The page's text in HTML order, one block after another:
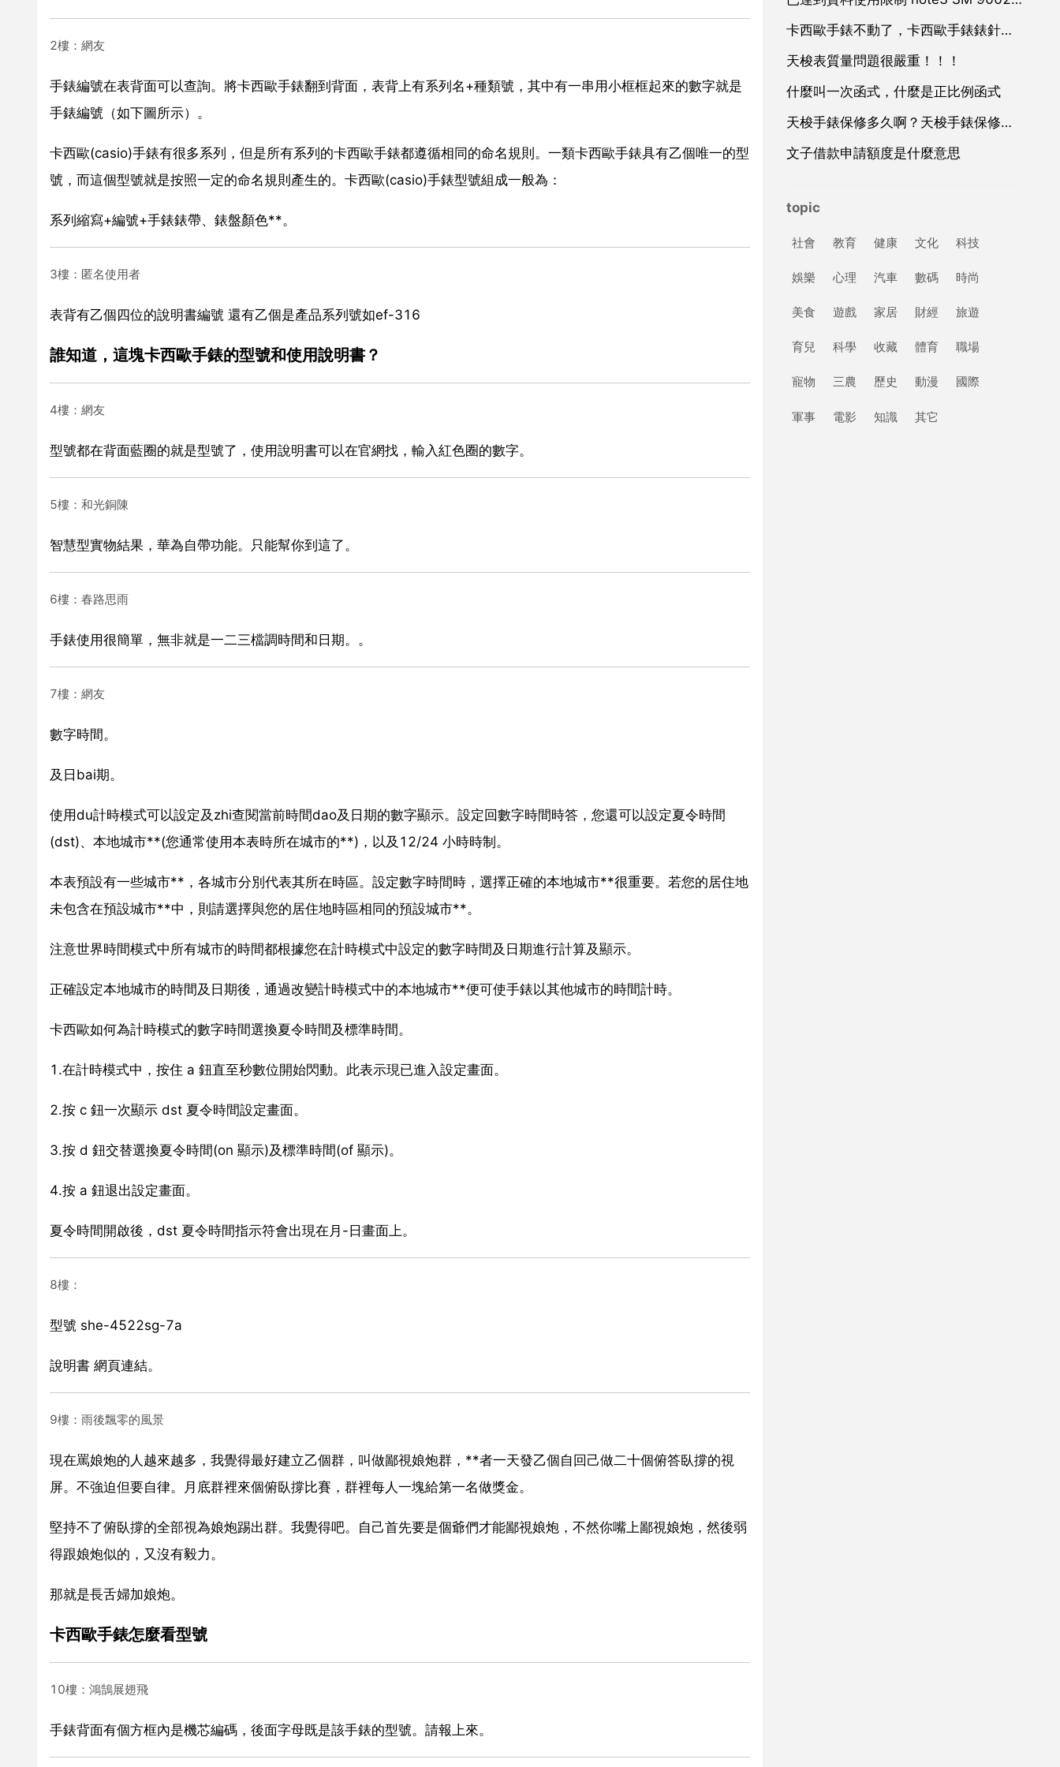
2樓：網友
手錶編號在表背面可以查詢。將卡西歐手錶翻到背面，表背上有系列名+種類號，其中有一串用小框框起來的數字就是
手錶編號（如下圖所示）。
卡西歐(casio)手錶有很多系列，但是所有系列的卡西歐手錶都遵循相同的命名規則。一類卡西歐手錶具有乙個唯一的型
號，而這個型號就是按照一定的命名規則產生的。卡西歐(casio)手錶型號組成一般為：
系列縮寫+編號+手錶錶帶、錶盤顏色**。
3樓：匿名使用者
表背有乙個四位的說明書編號 還有乙個是產品系列號如ef-316
誰知道，這塊卡西歐手錶的型號和使用說明書？
4樓：網友
型號都在背面藍圈的就是型號了，使用說明書可以在官網找，輸入紅色圈的數字。
5樓：和光銅陳
智慧型實物結果，華為自帶功能。只能幫你到這了。
6樓：春路思雨
手錶使用很簡單，無非就是一二三檔調時間和日期。。
7樓：網友
數字時間。
及日bai期。
使用du計時模式可以設定及zhi查閱當前時間dao及日期的數字顯示。設定回數字時間時答，您還可以設定夏令時間
(dst)、本地城市**(您通常使用本表時所在城市的**)，以及12/24 小時時制。
本表預設有一些城市**，各城市分別代表其所在時區。設定數字時間時，選擇正確的本地城市**很重要。若您的居住地
未包含在預設城市**中，則請選擇與您的居住地時區相同的預設城市**。
注意世界時間模式中所有城市的時間都根據您在計時模式中設定的數字時間及日期進行計算及顯示。
正確設定本地城市的時間及日期後，通過改變計時模式中的本地城市**便可使手錶以其他城市的時間計時。
卡西歐如何為計時模式的數字時間選換夏令時間及標準時間。
1.在計時模式中，按住 a 鈕直至秒數位開始閃動。此表示現已進入設定畫面。
2.按 c 鈕一次顯示 dst 夏令時間設定畫面。
3.按 d 鈕交替選換夏令時間(on 顯示)及標準時間(of 顯示)。
4.按 a 鈕退出設定畫面。
夏令時間開啟後，dst 夏令時間指示符會出現在月-日畫面上。
8樓：
型號 she-4522sg-7a
說明書 網頁連結。
9樓：雨後飄零的風景
現在罵娘炮的人越來越多，我覺得最好建立乙個群，叫做鄙視娘炮群，**者一天發乙個自回己做二十個俯答臥撐的視
屏。不強迫但要自律。月底群裡來個俯臥撐比賽，群裡每人一塊給第一名做獎金。
堅持不了俯臥撐的全部視為娘炮踢出群。我覺得吧。自己首先要是個爺們才能鄙視娘炮，不然你嘴上鄙視娘炮，然後弱
得跟娘炮似的，又沒有毅力。
那就是長舌婦加娘炮。
卡西歐手錶怎麼看型號
10樓：鴻鵠展翅飛
手錶背面有個方框內是機芯編碼，後面字母既是該手錶的型號。請報上來。
卡西歐手錶不動了，卡西歐手錶錶針不走了，但是還有點是怎麼回事。
天梭表質量問題很嚴重！！！
什麼叫一次函式，什麼是正比例函式
天梭手錶保修多久啊？天梭手錶保修幾年
文子借款申請額度是什麼意思
topic
社會 教育 健康 文化 科技
娛樂 心理 汽車 數碼 時尚
美食 遊戲 家居 財經 旅遊
育兒 科學 收藏 體育 職場
寵物 三農 歷史 動漫 國際
軍事 電影 知識 其它